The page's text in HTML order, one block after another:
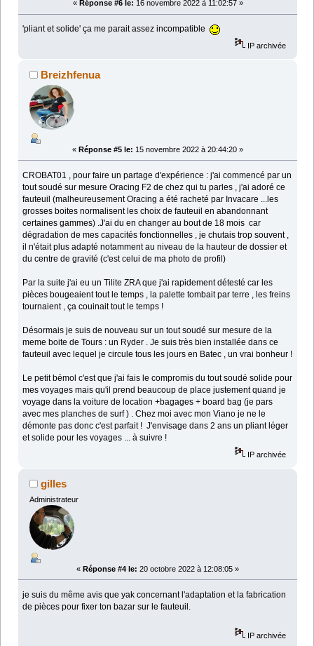
« Réponse #6 le: 16 novembre 2022 à 11:02:57 »
'pliant et solide' ça me parait assez incompatible
IP archivée
Breizhfenua
« Réponse #5 le: 15 novembre 2022 à 20:44:20 »
CROBAT01 , pour faire un partage d'expérience : j'ai commencé par un
tout soudé sur mesure Oracing F2 de chez qui tu parles , j'ai adoré ce
fauteuil (malheureusement Oracing a été racheté par Invacare ...les
grosses boites normalisent les choix de fauteuil en abandonnant
certaines gammes) .J'ai du en changer au bout de 18 mois car
dégradation de mes capacités fonctionnelles , je chutais trop souvent ,
il n'était plus adapté notamment au niveau de la hauteur de dossier et
du centre de gravité (c'est celui de ma photo de profil)
Par la suite j'ai eu un Tilite ZRA que j'ai rapidement détesté car les
pièces bougeaient tout le temps , la palette tombait par terre , les freins
tournaient , ça couinait tout le temps !
Désormais je suis de nouveau sur un tout soudé sur mesure de la
meme boite de Tours : un Ryder . Je suis très bien installée dans ce
fauteuil avec lequel je circule tous les jours en Batec , un vrai bonheur !
Le petit bémol c'est que j'ai fais le compromis du tout soudé solide pour
mes voyages mais qu'il prend beaucoup de place justement quand je
voyage dans la voiture de location +bagages + board bag (je pars
avec mes planches de surf ) . Chez moi avec mon Viano je ne le
démonte pas donc c'est parfait ! J'envisage dans 2 ans un pliant léger
et solide pour les voyages ... à suivre !
IP archivée
gilles
Administrateur
« Réponse #4 le: 20 octobre 2022 à 12:08:05 »
je suis du même avis que yak concernant l'adaptation et la fabrication
de pièces pour fixer ton bazar sur le fauteuil.
IP archivée